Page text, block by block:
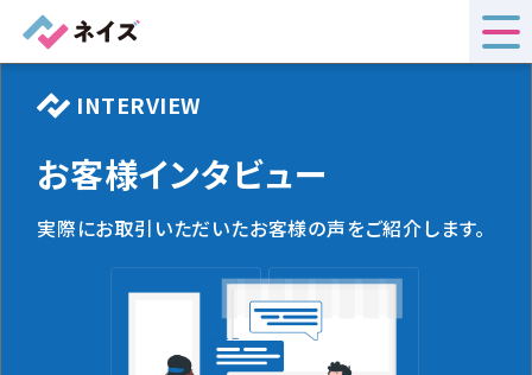
INTERVIEW
お客様インタビュー
実際にお取引いただいたお客様の声をご紹介します。